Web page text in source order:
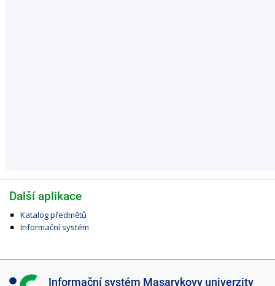
Další aplikace
Katalog předmětů
Informační systém
I Informační systém Masarykovy univerzity